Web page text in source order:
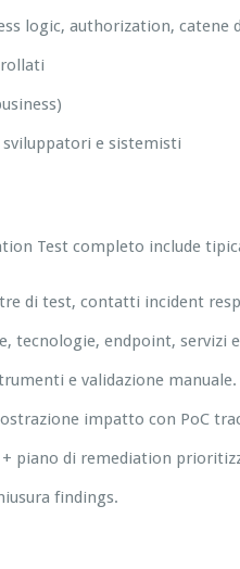
logic, authorization, catene
e sistemisti
Test completo include
di test, contatti incident
tecnologie, endpoint, servizi
e validazione manuale.
impatto con PoC
piano di remediation
findings.